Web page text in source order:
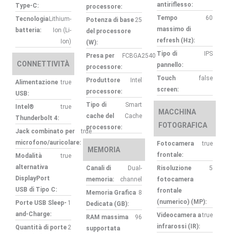
Type-C:
Tecnologia
batteria:
Lithium-
Ion (Li-
Ion)
CONNETTIVITÀ
Alimentazione
USB:
true
Intel®
Thunderbolt 4:
true
Jack combinato per
microfono/auricolare:
true
Modalità
alternativa
DisplayPort
USB di Tipo C:
true
Porte USB Sleep-
and-Charge:
1
Quantità di porte 2
processore:
Potenza di base
del processore
(W):
25
Presa per
processore:
FCBGA2540
Produttore
processore:
Intel
Tipo di
cache del
processore:
Smart
Cache
MEMORIA
Canali di
memoria:
Dual-
channel
Memoria Grafica
Dedicata (GB):
8
RAM massima
supportata
96
antiriflesso:
Tempo
massimo di
refresh (Hz):
60
Tipo di
pannello:
IPS
Touch
screen:
false
MACCHINA
FOTOGRAFICA
Fotocamera
frontale:
true
Risoluzione
fotocamera
frontale
(numerico) (MP):
5
Videocamera a
infrarossi (IR):
true